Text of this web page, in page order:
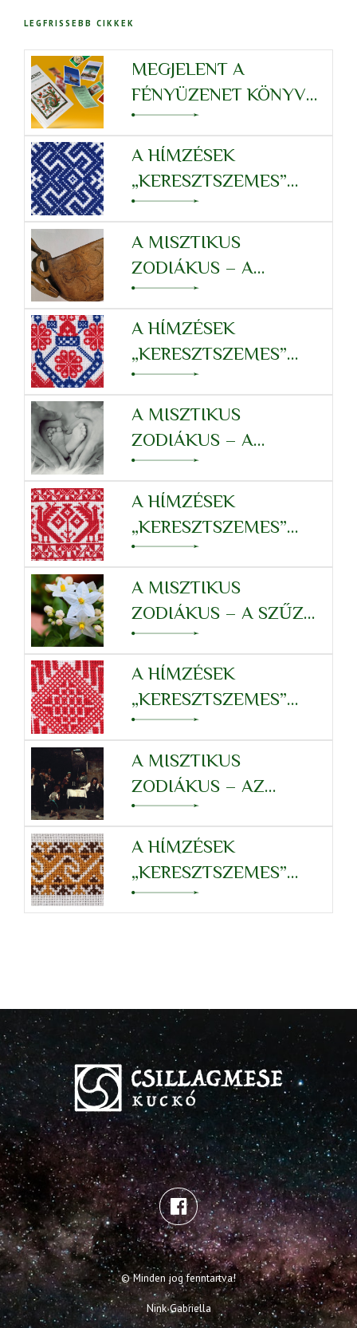
LEGFRISSEBB CIKKEK
MEGJELENT A
FÉNYÜZENET KÖNYV
KÁRTYAJÁTÉKKAL
A HÍMZÉSEK
„KERESZTSZEMES”
RENDSZERE – SKORPIÓ
A MISZTIKUS
ZODIÁKUS – A
SKORPIÓ
A HÍMZÉSEK
„KERESZTSZEMES”
RENDSZERE – MÉRLEG
A MISZTIKUS
ZODIÁKUS – A
MÉRLEG
A HÍMZÉSEK
„KERESZTSZEMES”
RENDSZERE – SZŰZ
A MISZTIKUS
ZODIÁKUS – A SZŰZ
A HÍMZÉSEK
„KERESZTSZEMES”
RENDSZERE –
OROSZLÁN
A MISZTIKUS
ZODIÁKUS – AZ
OROSZLÁN
A HÍMZÉSEK
„KERESZTSZEMES”
RENDSZERE – RÁK
© Minden jog fenntartva!
Nink Gabriella